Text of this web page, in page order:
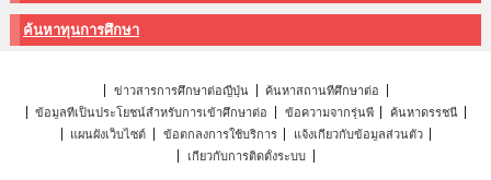
ค้นหาทุนการศึกษา
ข่าวสารการศึกษาต่อญี่ปุ่น
ค้นหาสถานที่ศึกษาต่อ
ข้อมูลที่เป็นประโยชน์สำหรับการเข้าศึกษาต่อ
ข้อความจากรุ่นพี่
ค้นหาดรรชนี
แผนผังเว็บไซต์
ข้อตกลงการใช้บริการ
แจ้งเกี่ยวกับข้อมูลส่วนตัว
เกี่ยวกับการติดตั้งระบบ